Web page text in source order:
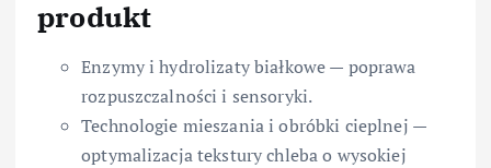
produkt
Enzymy i hydrolizaty białkowe — poprawa
rozpuszczalności i sensoryki.
Technologie mieszania i obróbki cieplnej —
optymalizacja tekstury chleba o wysokiej